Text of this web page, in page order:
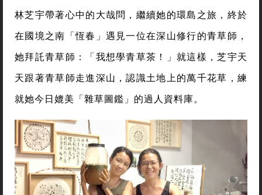
林芝宇帶著心中的大哉問，繼續她的環島之旅，終於
在國境之南「恆春」遇見一位在深山修行的青草師，
她拜託青草師：「我想學青草茶！」就這樣，芝宇天
天跟著青草師走進深山，認識土地上的萬千花草，練
就她今日媲美「雜草圖鑑」的過人資料庫。